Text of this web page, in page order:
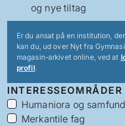
og nye tiltag
Er du ansat på en institution,
kan du, ud over Nyt fra
magasin-arkivet online, ved at
profil.
INTERESSEOMRÅDER
Humaniora og
Merkantile fag